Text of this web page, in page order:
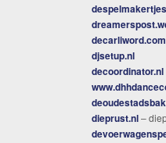
decarliword.com
djsetup.nl
decoordinator.nl
dieprust.nl–